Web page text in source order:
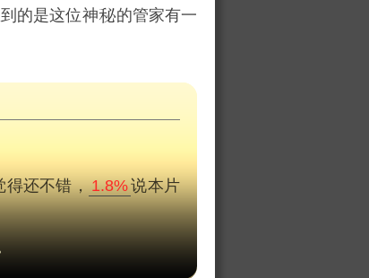
的是这位神
的管家有一
得还不错，1.8%说本片